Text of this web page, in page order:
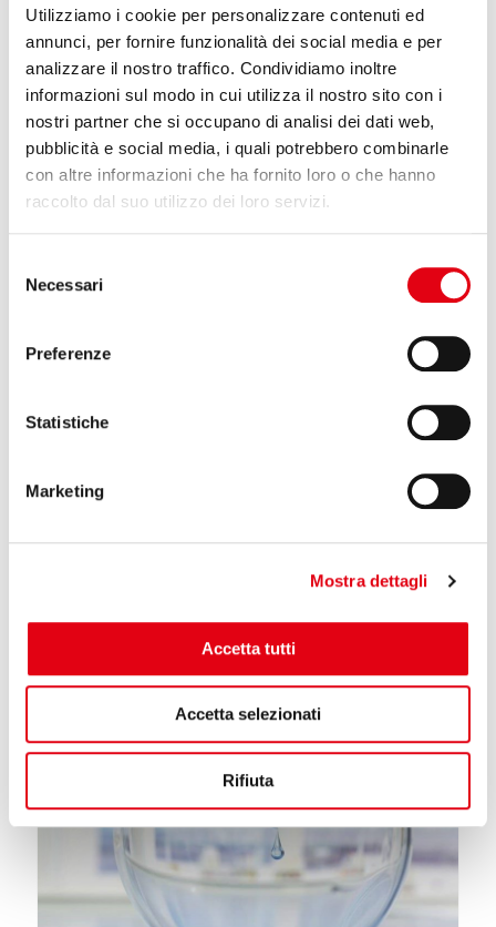
Utilizziamo i cookie per personalizzare contenuti ed
annunci, per fornire funzionalità dei social media e per
analizzare il nostro traffico. Condividiamo inoltre
informazioni sul modo in cui utilizza il nostro sito con i
nostri partner che si occupano di analisi dei dati web,
pubblicità e social media, i quali potrebbero combinarle
con altre informazioni che ha fornito loro o che hanno
raccolto dal suo utilizzo dei loro servizi.
delNecessari
Preferenze
Statistiche
Marketing
Mostra dettagli
Accetta tutti
Accetta selezionati
Rifiuta
I prodotti tubolari in carbonio di Reglass ad Aeromart di
Reglass espone nella
all’aerospazio.
Approfondisci